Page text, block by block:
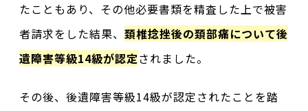
たこともあり、その他必要書類を精査した上で被害
者請求をした結果、頚椎捻挫後の頚部痛について後
遺障害等級14級が認定されました。
その後、後遺障害等級14級が認定されたことを踏